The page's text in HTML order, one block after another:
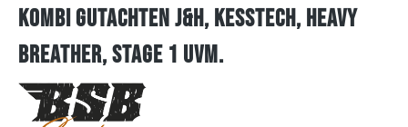
Kombi Gutachten J&H, Kesstech, Heavy
Breather, Stage 1 uvm.